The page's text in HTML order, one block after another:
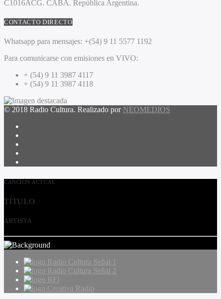
C1016ACG. CABA. República Argentina.
CONTACTO DIRECTO
Whatsapp para mensajes: +(54) 9 11 5577 1192
Para comunicarse con emisiones en VIVO:
+ (54) 9 11 3987 4117
+ (54) 9 11 3987 4118
© 2018 Radio Cultura. Realizado por NEOMEDIOS
CANCIÓN ACTUAL
TÍTULO
ARTISTA
Radio Cultura Señal 1
Radio Cultura Señal 2
RFI
Creativa Radio